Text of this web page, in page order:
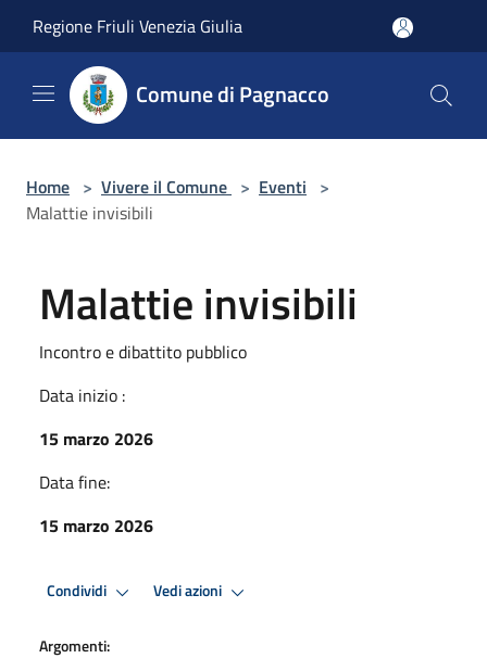
Regione Friuli Venezia Giulia
Comune di Pagnacco
Home > Vivere il Comune > Eventi >
Malattie invisibili
Malattie invisibili
Incontro e dibattito pubblico
Data inizio :
15 marzo 2026
Data fine:
15 marzo 2026
Condividi Vedi azioni
Argomenti: